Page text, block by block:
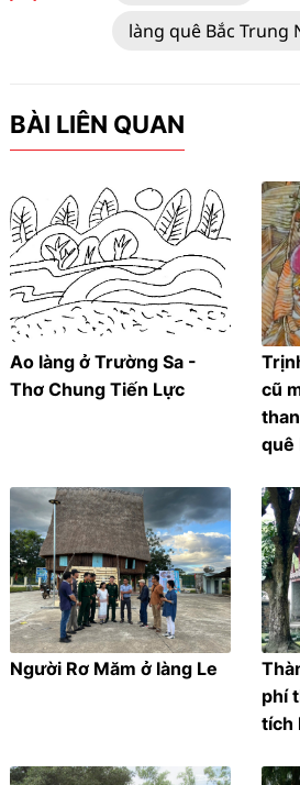
làng quê Bắc Trung
BÀI LIÊN QUAN
Ao làng ở Trường Sa -
Thơ Chung Tiến Lực
cũ
quê
Người Rơ Măm ở làng Le
phí
tích